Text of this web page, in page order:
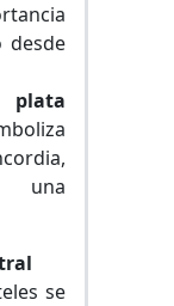
desde
plata
una
se